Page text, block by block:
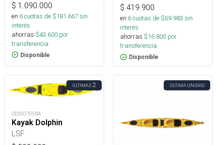
$ 1.090.000
en 6cuotas de $181.667sin
interés
ahorras $43.600 por
transferencia.
Disponible
$ 419.900
en 6cuotas de $69.983 sin
interés
ahorras $16.800 por
transferencia.
Disponible
ÚLTIMAS2
OD300705BA
Kayak Dolphin
LSF
ÚLTIMA UNIDAD